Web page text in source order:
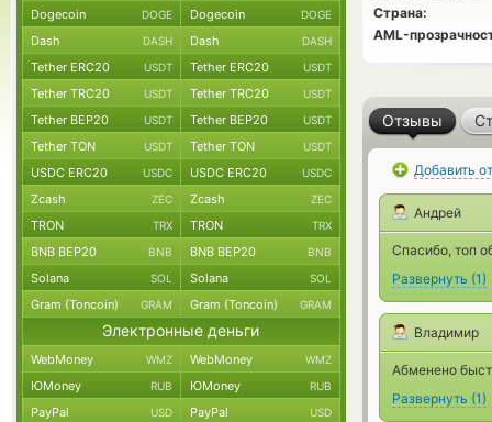
Страна:
AML-
Отзывы
Добавить
Андрей
Спасибо, топ
Развернуть (1)
Владимир
Абменено
Развернуть (1)
Dogecoin DOGE Dogecoin DOGE
Dash DASH Dash DASH
Tether ERC20 USDT Tether ERC20 USDT
Tether TRC20 USDT Tether TRC20 USDT
Tether BEP20 USDT Tether BEP20 USDT
Tether TON USDT Tether TON USDT
USDC ERC20 USDC USDC ERC20 USDC
Zcash ZEC Zcash ZEC
TRON TRX TRON TRX
BNB BEP20 BNB BNB BEP20 BNB
Solana SOL Solana SOL
Gram (Toncoin) GRAM Gram (Toncoin) GRAM
Электронные деньги
WebMoney WMZ WebMoney WMZ
ЮMoney RUB ЮMoney RUB
PayPal USD PayPal USD